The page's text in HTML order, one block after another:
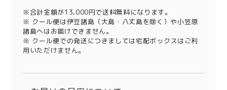
※合計金額が13,000円で送料無料になります。
※ クール便は伊豆諸島（大島・八丈島を除く）や小笠原
諸島へはお届けできません。
※ クール便での発送につきましては宅配ボックスはご利
用いただけません。